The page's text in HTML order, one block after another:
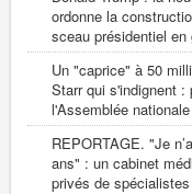
ordonne la
sceau présidentiel
Un "caprice" à 50
Starr qui s'indignent :
l'Assemblée
REPORTAGE. "Je
ans" : un cabinet
privés de